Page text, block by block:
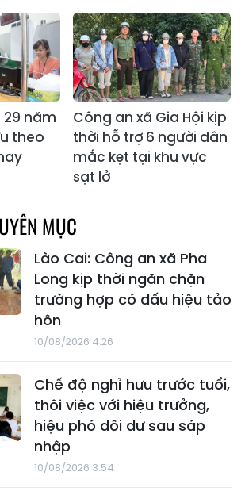
29 năm
theo
Công an xã Gia Hội kịp
thời hỗ trợ 6 người dân
mắc kẹt tại khu vực
sạt lở
MỤC
Lào Cai: Công an xã Pha
Long kịp thời ngăn chặn
trường hợp có dấu hiệu tảo
hôn
10/08/2026 4:26
Chế độ nghỉ hưu trước tuổi,
thôi việc với hiệu trưởng,
hiệu phó dôi dư sau sáp
nhập
10/08/2026 3:54